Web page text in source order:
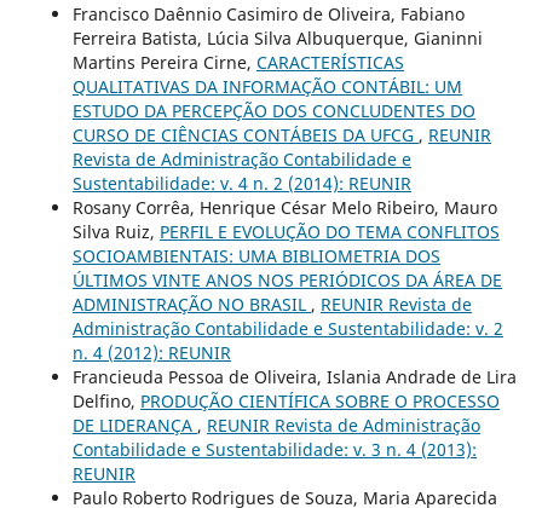
Francisco Daênnio Casimiro de Oliveira, Fabiano
Ferreira Batista, Lúcia Silva Albuquerque, Gianinni
Martins Pereira Cirne, CARACTERÍSTICAS
QUALITATIVAS DA INFORMAÇÃO CONTÁBIL: UM
ESTUDO DA PERCEPÇÃO DOS CONCLUDENTES DO
CURSO DE CIÊNCIAS CONTÁBEIS DA UFCG , REUNIR
Revista de Administração Contabilidade e
Sustentabilidade: v. 4 n. 2 (2014): REUNIR
Rosany Corrêa, Henrique César Melo Ribeiro, Mauro
Silva Ruiz, PERFIL E EVOLUÇÃO DO TEMA CONFLITOS
SOCIOAMBIENTAIS: UMA BIBLIOMETRIA DOS
ÚLTIMOS VINTE ANOS NOS PERIÓDICOS DA ÁREA DE
ADMINISTRAÇÃO NO BRASIL , REUNIR Revista de
Administração Contabilidade e Sustentabilidade: v. 2
n. 4 (2012): REUNIR
Francieuda Pessoa de Oliveira, Islania Andrade de Lira
Delfino, PRODUÇÃO CIENTÍFICA SOBRE O PROCESSO
DE LIDERANÇA , REUNIR Revista de Administração
Contabilidade e Sustentabilidade: v. 3 n. 4 (2013):
REUNIR
Paulo Roberto Rodrigues de Souza, Maria Aparecida